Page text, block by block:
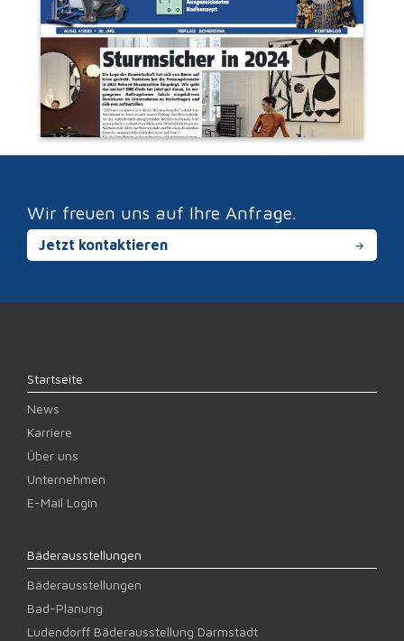
Wir freuen uns auf Ihre Anfrage.
Jetzt kontaktieren
Startseite
News
Karriere
Über uns
Unternehmen
E-Mail Login
Bäderausstellungen
Bäderausstellungen
Bad-Planung
Ludendorff Bäderausstellung Darmstadt